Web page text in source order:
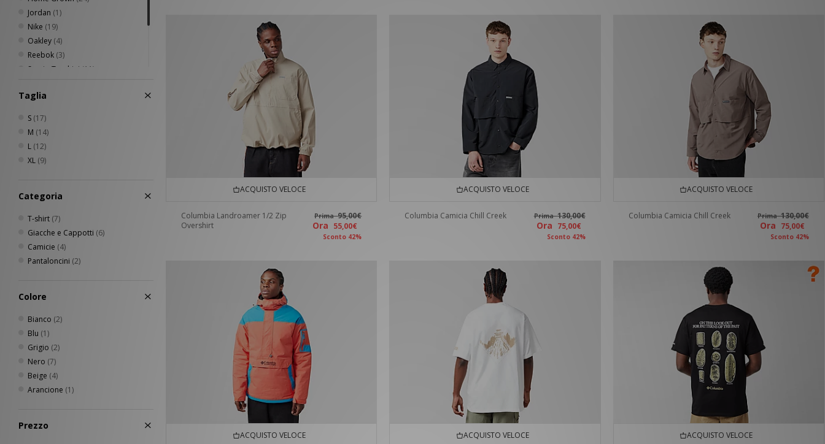
Jordan (1)
Nike (19)
Oakley (4)
Reebok (3)
Sergio Tacchini (11)
Timberland
Taglia
S (17)
M (14)
L (12)
XL (9)
Categoria
T-shirt (7)
Giacche e Cappotti (6)
Camicie (4)
Pantaloncini (2)
Colore
Bianco (2)
Blu (1)
Grigio (2)
Nero (7)
Beige (4)
Arancione (1)
Prezzo
ACQUISTO VELOCE
Columbia Landroamer 1/2 Zip
Overshirt
Prima95,00€
Ora 55,00€
Sconto 42%
ACQUISTO VELOCE
Columbia Camicia Chill Creek Prima130,00€
Ora 75,00€
Sconto 42%
ACQUISTO VELOCE
Columbia Camicia Chill Creek Prima130,00€
Ora 75,00€
Sconto 42%
ACQUISTO VELOCE ACQUISTO VELOCE ACQUISTO VELOCE